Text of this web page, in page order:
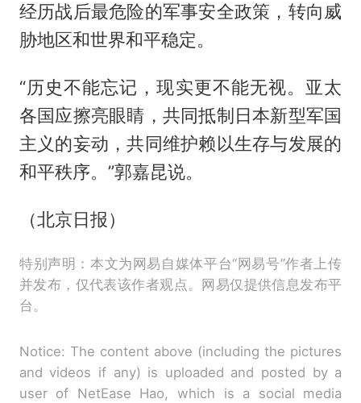
经历战后最危险的军事安全政策，转向威
胁地区和世界和平稳定。
“历史不能忘记，现实更不能无视。亚太
各国应擦亮眼睛，共同抵制日本新型军国
主义的妄动，共同维护赖以生存与发展的
和平秩序。”郭嘉昆说。
（北京日报）
特别声明：本文为网易自媒体平台“网易号”作者上传
并发布，仅代表该作者观点。网易仅提供信息发布平
台。
Notice: The content above (including the pictures
and videos if any) is uploaded and posted by a
user of NetEase Hao, which is a social media